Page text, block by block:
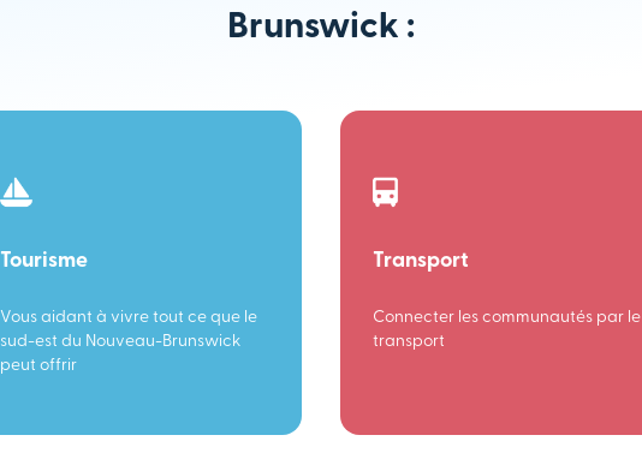
Brunswick :
Tourisme
Vous aidant à vivre tout ce que le
sud-est du Nouveau-Brunswick
peut offrir
Transport
Connecter les communautés par le
transport